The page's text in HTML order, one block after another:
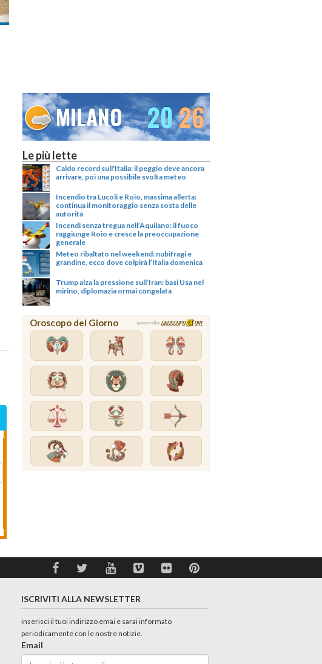
MILANO 2026
Le più lette
Caldo record sull'Italia: il peggio deve ancora
arrivare, poi una possibile svolta meteo
Incendio tra Lucoli e Roio, massima allerta:
continua il monitoraggio senza sosta delle
autorità
Incendi senza tregua nell’Aquilano: il fuoco
raggiunge Roio e cresce la preoccupazione
generale
Meteo ribaltato nel weekend: nubifragi e
grandine, ecco dove colpirà l’Italia domenica
Trump alza la pressione sull’Iran: basi Usa nel
mirino, diplomazia ormai congelata
Oroscopo del Giorno powered by OROSCOPO ORE
ISCRIVITI ALLA NEWSLETTER
inserisci il tuoi indirizzo emai e sarai informato
periodicamente con le nostre notizie.
Email